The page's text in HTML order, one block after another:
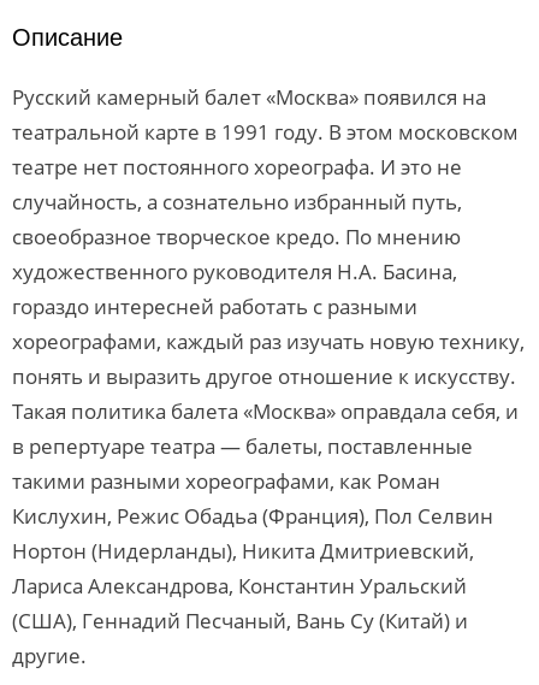
Описание
Русский камерный балет «Москва» появился на
театральной карте в 1991 году. В этом московском
театре нет постоянного хореографа. И это не
случайность, а сознательно избранный путь,
своеобразное творческое кредо. По мнению
художественного руководителя Н.А. Басина,
гораздо интересней работать с разными
хореографами, каждый раз изучать новую технику,
понять и выразить другое отношение к искусству.
Такая политика балета «Москва» оправдала себя, и
в репертуаре театра — балеты, поставленные
такими разными хореографами, как Роман
Кислухин, Режис Обадьа (Франция), Пол Селвин
Нортон (Нидерланды), Никита Дмитриевский,
Лариса Александрова, Константин Уральский
(США), Геннадий Песчаный, Вань Су (Китай) и
другие.